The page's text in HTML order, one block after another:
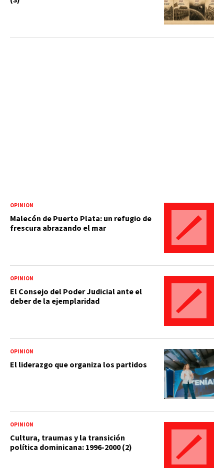
OPINIÓN
Malecón de Puerto Plata: un refugio de
frescura abrazando el mar
OPINIÓN
El Consejo del Poder Judicial ante el
deber de la ejemplaridad
OPINIÓN
El liderazgo que organiza los partidos
OPINIÓN
Cultura, traumas y la transición
política dominicana: 1996-2000 (2)